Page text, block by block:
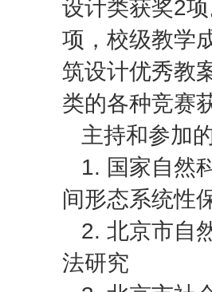
设计类获奖2
项，校级教学
筑设计优秀教
类的各种竞赛
主持和参加
1. 国家自然
间形态系统性
2. 北京市自
法研究